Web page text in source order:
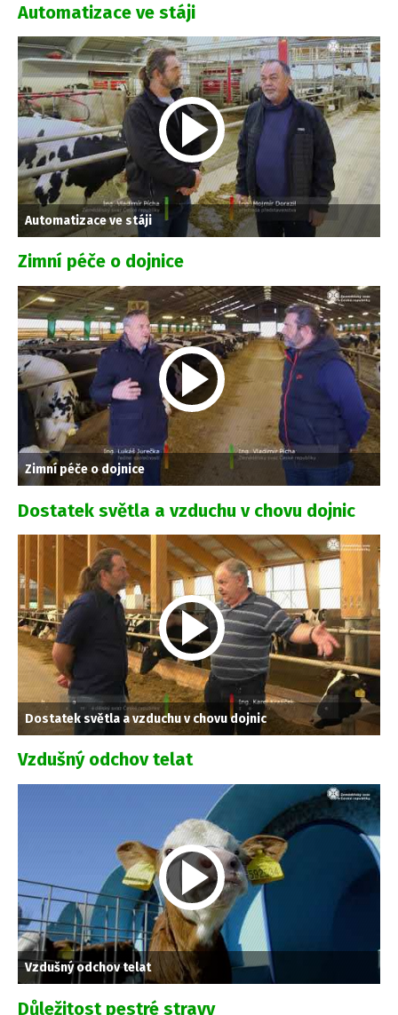
Automatizace ve stáji
Automatizace ve stáji
Zimní péče o dojnice
Zimní péče o dojnice
Dostatek světla a vzduchu v chovu dojnic
Dostatek světla a vzduchu v chovu dojnic
Vzdušný odchov telat
Vzdušný odchov telat
Důležitost pestré stravy